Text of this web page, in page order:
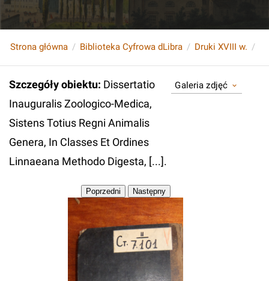
Strona główna Biblioteka Cyfrowa dLibra Druki XVIII w.
Szczegóły obiektu: Dissertatio
Inauguralis Zoologico-Medica,
Sistens Totius Regni Animalis
Genera, In Classes Et Ordines
Linnaeana Methodo Digesta, [...].
Galeria zdjęć